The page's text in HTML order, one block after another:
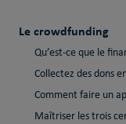
Le crowdfunding
Qu’est-ce que le
Collectez des dons
Comment faire un
Maîtriser les trois